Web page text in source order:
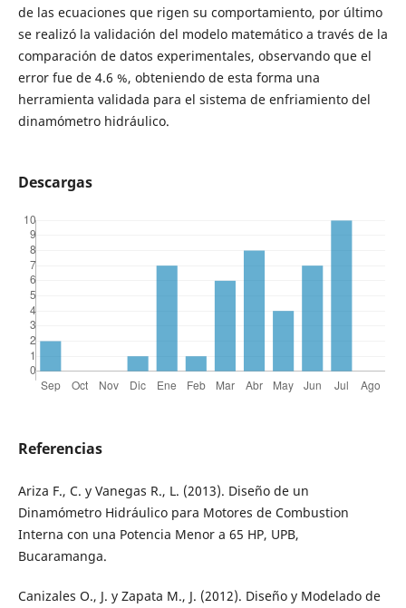
de las ecuaciones que rigen su comportamiento, por último
se realizó la validación del modelo matemático a través de la
comparación de datos experimentales, observando que el
error fue de 4.6 %, obteniendo de esta forma una
herramienta validada para el sistema de enfriamiento del
dinamómetro hidráulico.
Descargas
Referencias
Ariza F., C. y Vanegas R., L. (2013). Diseño de un
Dinamómetro Hidráulico para Motores de Combustion
Interna con una Potencia Menor a 65 HP, UPB,
Bucaramanga.
Canizales O., J. y Zapata M., J. (2012). Diseño y Modelado de